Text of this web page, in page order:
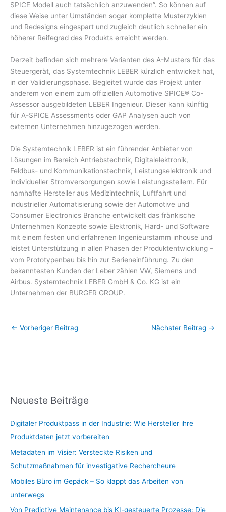
SPICE Modell auch tatsächlich anzuwenden”. So können auf
diese Weise unter Umständen sogar komplette Musterzyklen
und Redesigns eingespart und zugleich deutlich schneller ein
höherer Reifegrad des Produkts erreicht werden.
Derzeit befinden sich mehrere Varianten des A-Musters für das
Steuergerät, das Systemtechnik LEBER kürzlich entwickelt hat,
in der Validierungsphase. Begleitet wurde das Projekt unter
anderem von einem zum offiziellen Automotive SPICE® Co-
Assessor ausgebildeten LEBER Ingenieur. Dieser kann künftig
für A-SPICE Assessments oder GAP Analysen auch von
externen Unternehmen hinzugezogen werden.
Die Systemtechnik LEBER ist ein führender Anbieter von
Lösungen im Bereich Antriebstechnik, Digitalelektronik,
Feldbus- und Kommunikationstechnik, Leistungselektronik und
individueller Stromversorgungen sowie Leistungsstellern. Für
namhafte Hersteller aus Medizintechnik, Luftfahrt und
industrieller Automatisierung sowie der Automotive und
Consumer Electronics Branche entwickelt das fränkische
Unternehmen Konzepte sowie Elektronik, Hard- und Software
mit einem festen und erfahrenen Ingenieurstamm inhouse und
leistet Unterstützung in allen Phasen der Produktentwicklung –
vom Prototypenbau bis hin zur Serieneinführung. Zu den
bekanntesten Kunden der Leber zählen VW, Siemens und
Airbus. Systemtechnik LEBER GmbH & Co. KG ist ein
Unternehmen der BURGER GROUP.
← Vorheriger Beitrag Nächster Beitrag →
Neueste Beiträge
Digitaler Produktpass in der Industrie: Wie Hersteller ihre
Produktdaten jetzt vorbereiten
Metadaten im Visier: Versteckte Risiken und
Schutzmaßnahmen für investigative Rechercheure
Mobiles Büro im Gepäck – So klappt das Arbeiten von
unterwegs
Von Predictive Maintenance bis KI-gesteuerte Prozesse: Die